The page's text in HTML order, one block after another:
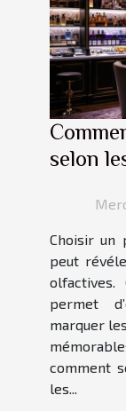
selon
Choisir un
peut
olfactives.
permet
marquer
comment
les...